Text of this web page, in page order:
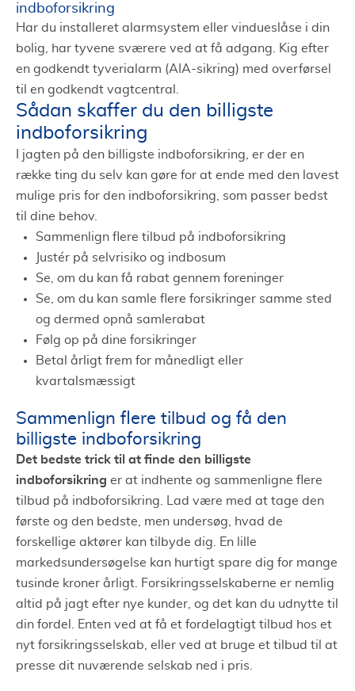
indboforsikring
Har du installeret alarmsystem eller vindueslåse i din
bolig, har tyvene sværere ved at få adgang. Kig efter
en godkendt tyverialarm (AIA-sikring) med overførsel
til en godkendt vagtcentral.
Sådan skaffer du den billigste
indboforsikring
I jagten på den billigste indboforsikring, er der en
række ting du selv kan gøre for at ende med den lavest
mulige pris for den indboforsikring, som passer bedst
til dine behov.
Sammenlign flere tilbud på indboforsikring
Justér på selvrisiko og indbosum
Se, om du kan få rabat gennem foreninger
Se, om du kan samle flere forsikringer samme sted
og dermed opnå samlerabat
Følg op på dine forsikringer
Betal årligt frem for månedligt eller
kvartalsmæssigt
Sammenlign flere tilbud og få den
billigste indboforsikring
Det bedste trick til at finde den billigste
indboforsikring er at indhente og sammenligne flere
tilbud på indboforsikring. Lad være med at tage den
første og den bedste, men undersøg, hvad de
forskellige aktører kan tilbyde dig. En lille
markedsundersøgelse kan hurtigt spare dig for mange
tusinde kroner årligt. Forsikringsselskaberne er nemlig
altid på jagt efter nye kunder, og det kan du udnytte til
din fordel. Enten ved at få et fordelagtigt tilbud hos et
nyt forsikringsselskab, eller ved at bruge et tilbud til at
presse dit nuværende selskab ned i pris.